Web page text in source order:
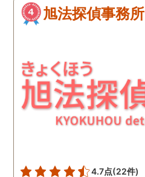
旭法探偵事務所
4.7点(22件)